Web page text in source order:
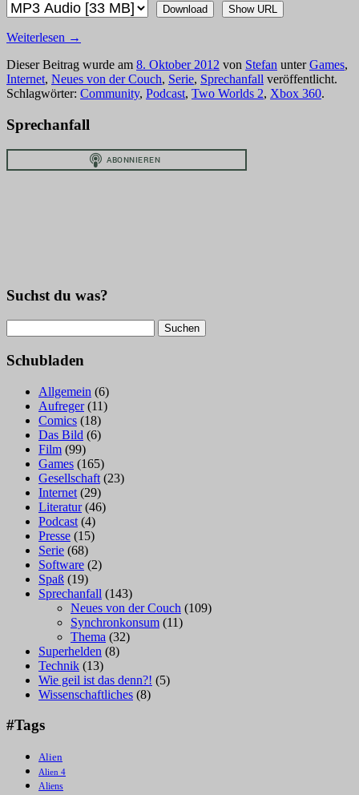
Download Show URL
Weiterlesen →
Dieser Beitrag wurde am 8. Oktober 2012 von Stefan unterGames,
Internet, Neues von der Couch, Serie, Sprechanfall veröffentlicht.
Schlagwörter: Community, Podcast, Two Worlds 2, Xbox 360.
Sprechanfall
Suchst du was?
nach:
Schubladen
Allgemein (6)
Aufreger(11)
Comics (18)
Das Bild (6)
Film (99)
Games (165)
Gesellschaft (23)
Internet (29)
Literatur(46)
Podcast (4)
Presse (15)
Serie (68)
Software (2)
Spaß (19)
Sprechanfall (143)
Neues von der Couch (109)
Synchronkonsum (11)
Thema (32)
Superhelden (8)
Technik (13)
Wie geil ist das denn?! (5)
Wissenschaftliches (8)
#Tags
Alien
Alien 4
Aliens